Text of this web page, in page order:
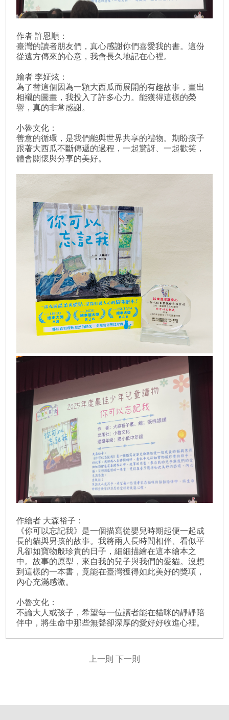
作者 許恩順：
臺灣的讀者朋友們，真心感謝你們喜愛我的書。這份
從遠方傳來的心意，我會長久地記在心裡。
繪者 李姃炫：
為了替這個因為一顆大西瓜而展開的有趣故事，畫出
相襯的圖畫，我投入了許多心力。能獲得這樣的榮
譽，真的非常感謝。
小魯文化：
善意的循環，是我們能與世界共享的禮物。期盼孩子
跟著大西瓜不斷傳遞的過程，一起驚訝、一起歡笑，
體會關懷與分享的美好。
作繪者 大森裕子：
《你可以忘記我》是一個描寫從嬰兒時期起便一起成
長的貓與男孩的故事。我將兩人長時間相伴、看似平
凡卻如寶物般珍貴的日子，細細描繪在這本繪本之
中。故事的原型，來自我的兒子與我們的愛貓。沒想
到這樣的一本書，竟能在臺灣獲得如此美好的獎項，
內心充滿感激。
小魯文化：
不論大人或孩子，希望每一位讀者能在貓咪的靜靜陪
伴中，將生命中那些無聲卻深厚的愛好好收進心裡。
上一則 下一則